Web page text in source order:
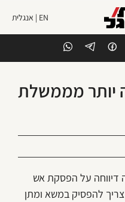
EN | אנגלית
יותר מממשלת
דיווחה על הפסקת אש
להפסיק במשא ומתן